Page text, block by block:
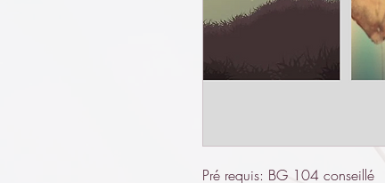
Pré requis: BG 104 conseillé